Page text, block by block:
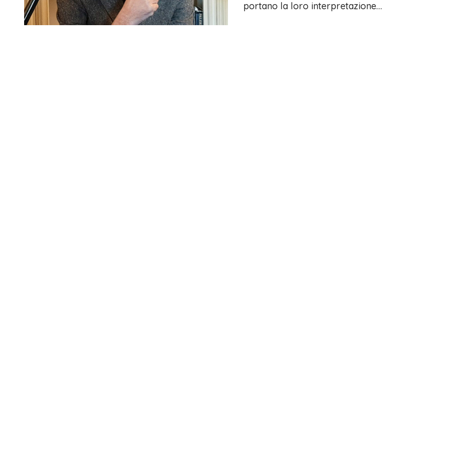
portano la loro interpretazione…